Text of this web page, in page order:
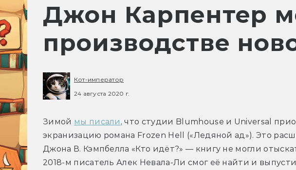
Джон Карпентер
производстве
Кот-император
24 августа 2020 г.
Зимой мы писали , что студии Blumhouse и Universal
экранизацию романа Frozen Hell («Ледяной ад»). Это
Джона В. Кэмпбелла «Кто идёт?» — книгу не могли
2018-м писатель Алек Невала-Ли смог её найти и